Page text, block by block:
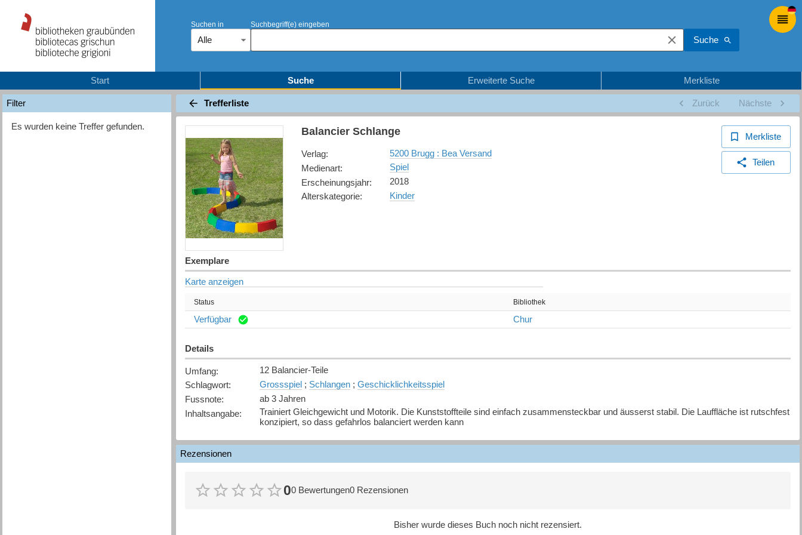
Suchen in
Alle
Suchbegriff(e) eingeben
Suche
Start Suche Erweiterte Suche Merkliste
Filter
Es wurden keine Treffer gefunden.
Trefferliste Zurück Nächste
Balancier Schlange
Verlag:
5200 Brugg : Bea Versand
Medienart:
Spiel
Erscheinungsjahr:
2018
Alterskategorie: Kinder
Merkliste
Teilen
Exemplare
Karte anzeigen
Status Bibliothek
Verfügbar Chur
Details
Umfang:
12 Balancier-Teile
Schlagwort: Grossspiel; Schlangen; Geschicklichkeitsspiel
Fussnote:
ab 3 Jahren
Inhaltsangabe:
Trainiert Gleichgewicht und Motorik. Die Kunststoffteile sind einfach zusammensteckbar und äusserst stabil. Die Lauffläche ist rutschfest
konzipiert, so dass gefahrlos balanciert werden kann
Rezensionen
00 Bewertungen0 Rezensionen
Bisher wurde dieses Buch noch nicht rezensiert.